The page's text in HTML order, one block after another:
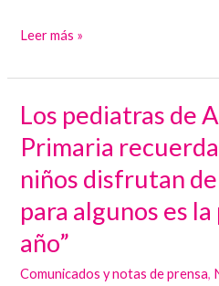
Leer más »
Los pediatras de
Primaria
niños disfrutan
para algunos es
año”
Comunicados y notas de prensa,
Los
pediatras
de
Atención
Primaria
recuerdan:
“No
todos